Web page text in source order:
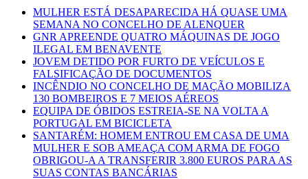
MULHER ESTÁ DESAPARECIDA HÁ QUASE UMA
SEMANA NO CONCELHO DE ALENQUER
GNR APREENDE QUATRO MÁQUINAS DE JOGO
ILEGAL EM BENAVENTE
JOVEM DETIDO POR FURTO DE VEÍCULOS E
FALSIFICAÇÃO DE DOCUMENTOS
INCÊNDIO NO CONCELHO DE MAÇÃO MOBILIZA
130 BOMBEIROS E 7 MEIOS AÉREOS
EQUIPA DE ÓBIDOS ESTREIA-SE NA VOLTA A
PORTUGAL EM BICICLETA
SANTARÉM: HOMEM ENTROU EM CASA DE UMA
MULHER E SOB AMEAÇA COM ARMA DE FOGO
OBRIGOU-A A TRANSFERIR 3.800 EUROS PARA AS
SUAS CONTAS BANCÁRIAS